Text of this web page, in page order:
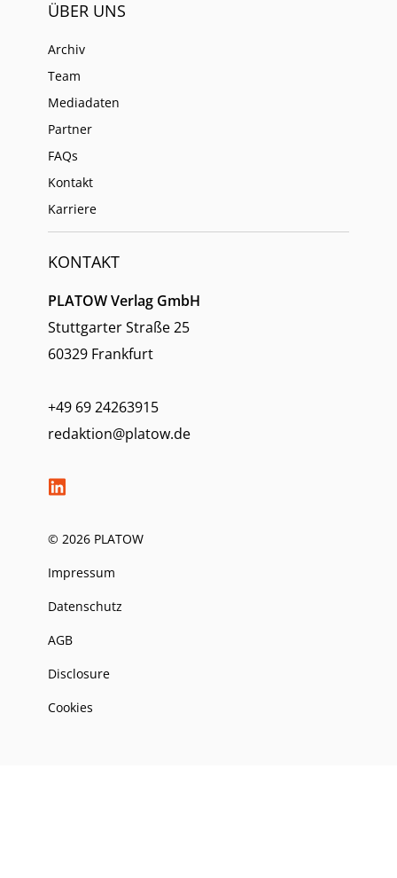
ÜBER UNS
Archiv
Team
Mediadaten
Partner
FAQs
Kontakt
Karriere
KONTAKT
PLATOW Verlag GmbH
Stuttgarter Straße 25
60329 Frankfurt
+49 69 24263915
redaktion@platow.de
© 2026 PLATOW
Impressum
Datenschutz
AGB
Disclosure
Cookies